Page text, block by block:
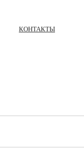
КОНТАКТЫ